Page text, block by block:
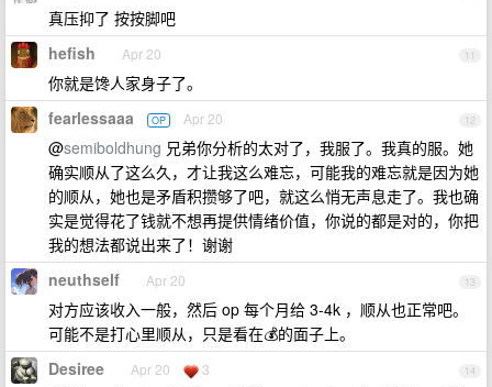
真压抑了 按按脚吧
11
hefish Apr 20
你就是馋人家身子了。
12
fearlessaaa OP Apr 20
@semiboldhung 兄弟你分析的太对了，我服了。我真的服。她
确实顺从了这么久，才让我这么难忘，可能我的难忘就是因为她
的顺从，她也是矛盾积攒够了吧，就这么悄无声息走了。我也确
实是觉得花了钱就不想再提供情绪价值，你说的都是对的，你把
我的想法都说出来了！谢谢
13
neuthself Apr 20
对方应该收入一般，然后 op 每个月给 3-4k ，顺从也正常吧。
可能不是打心里顺从，只是看在💰的面子上。
14
Desiree Apr 20 3